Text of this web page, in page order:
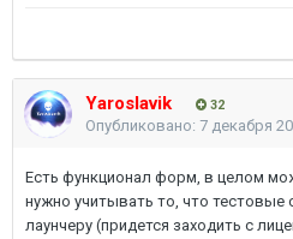
Yaroslavik 32
Опубликовано: 7 декабря
Есть функционал форм, в целом
нужно учитывать то, что тестовые
лаунчеру (придется заходить с